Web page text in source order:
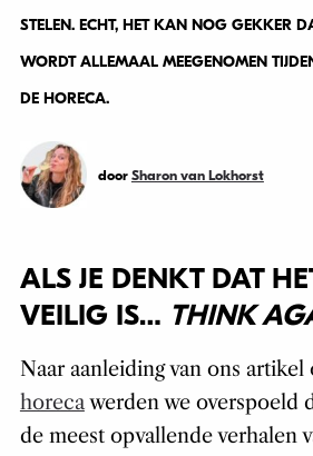
STELEN. ECHT, HET KAN NOG GEKKER
WORDT ALLEMAAL MEEGENOMEN
DE HORECA.
door Sharon van Lokhorst
ALS JE DENKT DAT
VEILIG IS… THINK
Naar aanleiding van ons artikel
horecawerden we overspoeld
de meest opvallende verhalen